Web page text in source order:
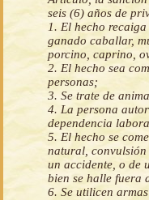
seis (6) años de
1. El hecho
ganado caballar,
porcino, caprino,
2. El hecho sea
personas;
3. Se trate de
4. La persona
dependencia
5. El hecho se
natural,
un accidente, o de
bien se halle fuera
6. Se utilicen